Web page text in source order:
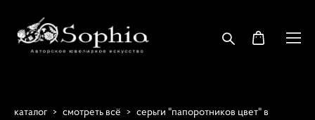
каталог > смотреть всё > серьги "папоротников цвет" в